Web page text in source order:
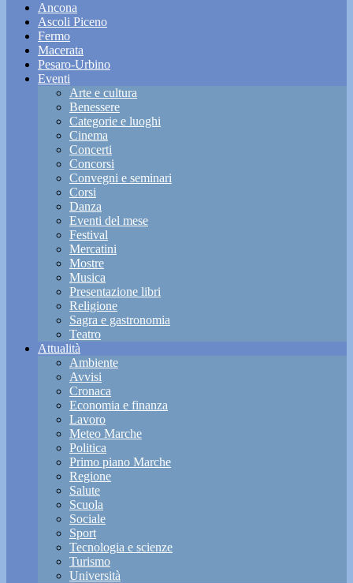
Ancona
Ascoli Piceno
Fermo
Macerata
Pesaro-Urbino
Eventi
Arte e cultura
Benessere
Categorie e luoghi
Cinema
Concerti
Concorsi
Convegni e seminari
Corsi
Danza
Eventi del mese
Festival
Mercatini
Mostre
Musica
Presentazione libri
Religione
Sagra e gastronomia
Teatro
Attualità
Ambiente
Avvisi
Cronaca
Economia e finanza
Lavoro
Meteo Marche
Politica
Primo piano Marche
Regione
Salute
Scuola
Sociale
Sport
Tecnologia e scienze
Turismo
Università